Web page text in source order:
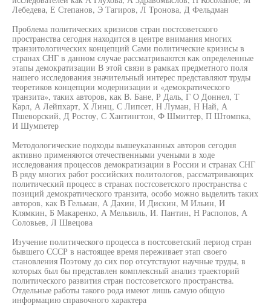
Лебедева, Е Степанов, Э Тагиров, Л Тронова, Д Фельдман
Проблема политических кризисов стран постсоветского
пространства сегодня находится в центре внимания многих
транзитологических концепций Сами политические кризисы в
странах СНГ в данном случае рассматриваются как определенные
этапы демократизации В этой связи в рамках предметного поля
нашего исследования значительный интерес представляют труды
теоретиков концепции модернизации и «демократического
транзита», таких авторов, как В. Бане, Р Даль, Г О Доннел, Т
Карл, А Лейпхарт, X Линц, С Липсет, Н Луман, Н Най, А
Пшеворский, Д Ростоу, С Хантингтон, Ф Шмиттер, П Штомпка,
И Шумпетер
Методологические подходы вышеуказанных авторов сегодня
активно применяются отечественными учеными в ходе
исследования процессов демократизации в России и странах СНГ
В ряду многих работ российских политологов, рассматривающих
политический процесс в странах постсоветского пространства с
позиций демократического транзита, особо можно выделить таких
авторов, как В Гельман, А Дахин, И Дискин, М Ильин, И
Клямкин, Б Макаренко, А Мельвиль, И. Пантин, Н Распопов, А
Соловьев, Л Швецова
Изучение политического процесса в постсоветский период стран
бывшего СССР в настоящее время переживает этап своего
становления Поэтому до сих пор отсутствуют научные труды, в
которых был бы представлен комплексный анализ траекторий
политического развития стран постсоветского пространства.
Отдельные работы такого рода имеют лишь самую общую
информацию справочного характера